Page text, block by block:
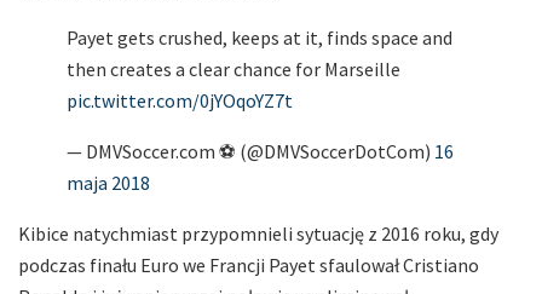
Payet gets crushed, keeps at it, finds space and
then creates a clear chance for Marseille
pic.twitter.com/0jYOqoYZ7t
— DMVSoccer.com ⚽️ (@DMVSoccerDotCom) 16
maja 2018
Kibice natychmiast przypomnieli sytuację z 2016 roku, gdy
podczas finału Euro we Francji Payet sfaulował Cristiano